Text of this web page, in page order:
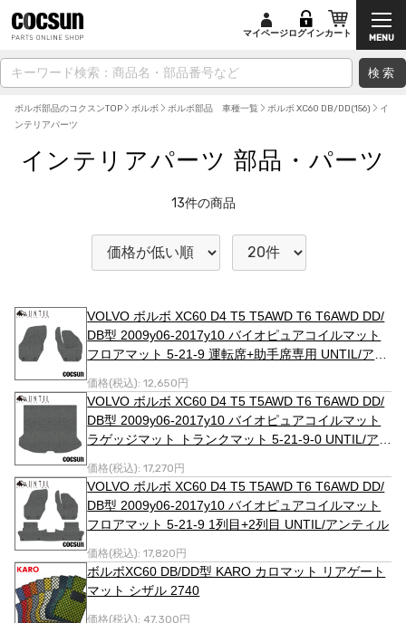
検索
マイページログインカート
ボルボ部品のコクスンTOP ボルボ ボルボ部品 車種一覧 ボルボ XC60 DB/DD(156)
イ
ンテリアパーツ
インテリアパーツ 部品・パーツ
13件の商品
VOLVO ボルボ XC60 D4 T5 T5AWD T6 T6AWD DD/
DB型 2009y06-2017y10 バイオピュアコイルマット
フロアマット 5-21-9 運転席+助手席専用 UNTIL/アン
価格(税込): 12,650円
VOLVO ボルボ XC60 D4 T5 T5AWD T6 T6AWD DD/
DB型 2009y06-2017y10 バイオピュアコイルマット
ラゲッジマット トランクマット 5-21-9-0 UNTIL/アン
価格(税込): 17,270円
VOLVO ボルボ XC60 D4 T5 T5AWD T6 T6AWD DD/
DB型 2009y06-2017y10 バイオピュアコイルマット
フロアマット 5-21-9 1列目+2列目 UNTIL/アンティル
価格(税込): 17,820円
ボルボXC60 DB/DD型 KARO カロマット リアゲート
マット シザル 2740
価格(税込): 47,300円